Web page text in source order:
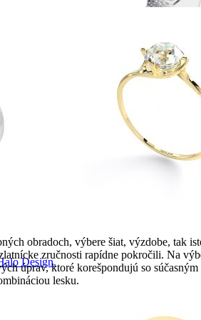
Design.
obradoch, výbere šiat, výzdobe, tak
zručnosti rapídne pokročili. Na
úprav, ktoré korešpondujú so
lesku.